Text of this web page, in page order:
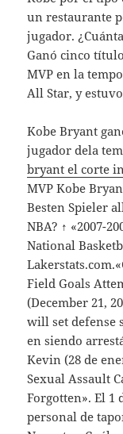
un restaurante
jugador.
Ganó cinco
MVP en la
All Star, y
Kobe Bryant
jugador dela
bryant el corte
MVP Kobe
Besten Spieler
NBA? ↑ «2007-
National
Field Goals
(December 21,
will set defense
en siendo
Kevin (28 de
Sexual Assault
Forgotten». El 1
personal de